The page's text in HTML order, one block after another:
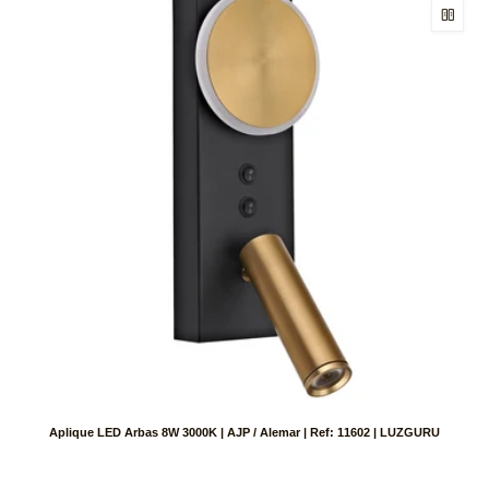
Aplique LED Arbas 8W 3000K | AJP / Alemar | Ref: 11602 | LUZGURU